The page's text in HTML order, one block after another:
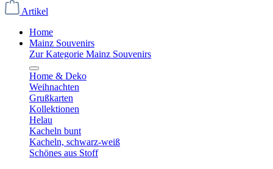
Artikel
Home
Mainz Souvenirs
Zur Kategorie Mainz Souvenirs
Home & Deko
Weihnachten
Grußkarten
Kollektionen
Helau
Kacheln bunt
Kacheln, schwarz-weiß
Schönes aus Stoff